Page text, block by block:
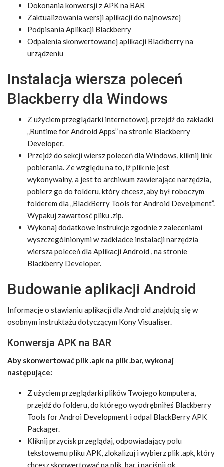
Dokonania konwersji z APK na BAR
Zaktualizowania wersji aplikacji do najnowszej
Podpisania Aplikacji Blackberry
Odpalenia skonwertowanej aplikacji Blackberry na
urządzeniu
Instalacja wiersza poleceń
Blackberry dla Windows
Z użyciem przeglądarki internetowej, przejdź do zakładki
„Runtime for Android Apps” na stronie Blackberry
Developer.
Przejdź do sekcji wiersz poleceń dla Windows, kliknij link
pobierania. Ze względu na to, iż plik nie jest
wykonywalny, a jest to archiwum zawierające narzędzia,
pobierz go do folderu, który chcesz, aby był roboczym
folderem dla „BlackBerry Tools for Android Develpment”.
Wypakuj zawartosć pliku .zip.
Wykonaj dodatkowe instrukcje zgodnie z zaleceniami
wyszczególnionymi w zadkładce instalacji narzędzia
wiersza poleceń dla Aplikacji Android , na stronie
Blackberry Developer.
Budowanie aplikacji Android
Informacje o stawianiu aplikacji dla Android znajdują się w
osobnym instruktażu dotyczącym Kony Visualiser.
Konwersja APK na BAR
Aby skonwertować plik .apk na plik .bar, wykonaj
następujące:
Z użyciem przeglądarki plików Twojego komputera,
przejdź do folderu, do którego wyodrębniłeś Blackberry
Tools for Androi Development i odpal BlackBerry APK
Packager.
Kliknij przycisk przeglądaj, odpowiadający polu
tekstowemu pliku APK, zlokalizuj i wybierz plik .apk, który
chcesz skonwertować na plik .bar i naciśnij ok.